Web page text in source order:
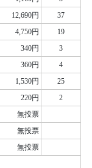
12,690円
37
4,750円 19
340円
3
360円
4
1,530円
25
220円 2
無投票
無投票
無投票